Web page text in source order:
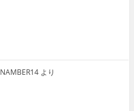
NAMBER14 より